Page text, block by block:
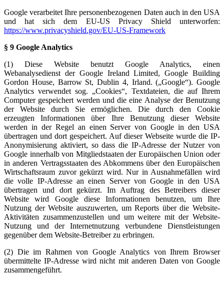
Google verarbeitet Ihre personenbezogenen Daten auch in den USA
und hat sich dem EU-US Privacy Shield unterworfen:
https://www.privacyshield.gov/EU-US-Framework
§ 9 Google Analytics
(1) Diese Website benutzt Google Analytics, einen
Webanalysedienst der Google Ireland Limited, Google Building
Gordon House, Barrow St, Dublin 4, Irland.(„Google“). Google
Analytics verwendet sog. „Cookies“, Textdateien, die auf Ihrem
Computer gespeichert werden und die eine Analyse der Benutzung
der Website durch Sie ermöglichen. Die durch den Cookie
erzeugten Informationen über Ihre Benutzung dieser Website
werden in der Regel an einen Server von Google in den USA
übertragen und dort gespeichert. Auf dieser Webseite wurde die IP-
Anonymisierung aktiviert, so dass die IP-Adresse der Nutzer von
Google innerhalb von Mitgliedstaaten der Europäischen Union oder
in anderen Vertragsstaaten des Abkommens über den Europäischen
Wirtschaftsraum zuvor gekürzt wird. Nur in Ausnahmefällen wird
die volle IP-Adresse an einen Server von Google in den USA
übertragen und dort gekürzt. Im Auftrag des Betreibers dieser
Website wird Google diese Informationen benutzen, um Ihre
Nutzung der Website auszuwerten, um Reports über die Website-
Aktivitäten zusammenzustellen und um weitere mit der Website-
Nutzung und der Internetnutzung verbundene Dienstleistungen
gegenüber dem Website-Betreiber zu erbringen.
(2) Die im Rahmen von Google Analytics von Ihrem Browser
übermittelte IP-Adresse wird nicht mit anderen Daten von Google
zusammengeführt.